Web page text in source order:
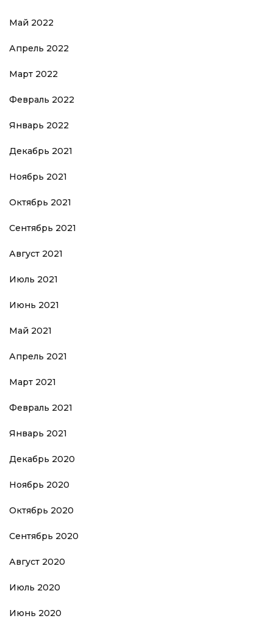
Май 2022
Апрель 2022
Март 2022
Февраль 2022
Январь 2022
Декабрь 2021
Ноябрь 2021
Октябрь 2021
Сентябрь 2021
Август 2021
Июль 2021
Июнь 2021
Май 2021
Апрель 2021
Март 2021
Февраль 2021
Январь 2021
Декабрь 2020
Ноябрь 2020
Октябрь 2020
Сентябрь 2020
Август 2020
Июль 2020
Июнь 2020